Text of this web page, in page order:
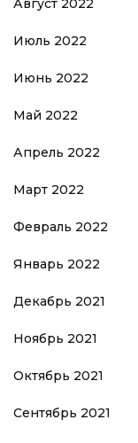
Август 2022
Июль 2022
Июнь 2022
Май 2022
Апрель 2022
Март 2022
Февраль 2022
Январь 2022
Декабрь 2021
Ноябрь 2021
Октябрь 2021
Сентябрь 2021